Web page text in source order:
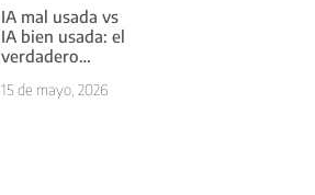
IA mal usada vs
IA bien usada: el
verdadero
la herramienta
15 de mayo, 2026